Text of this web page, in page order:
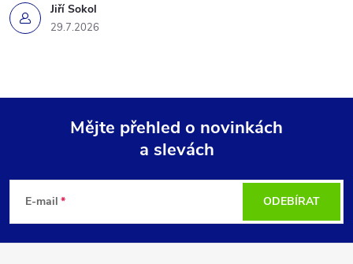
Jiří Sokol
29.7.2026
p
Mějte přehled o novinkách
a slevách
E-mail ODEBÍRAT